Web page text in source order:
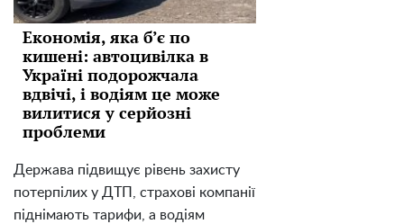
Економія, яка б’є по
кишені: автоцивілка в
Україні подорожчала
вдвічі, і водіям це може
вилитися у серйозні
проблеми
Держава підвищує рівень захисту
потерпілих у ДТП, страхові компанії
піднімають тарифи, а водіям